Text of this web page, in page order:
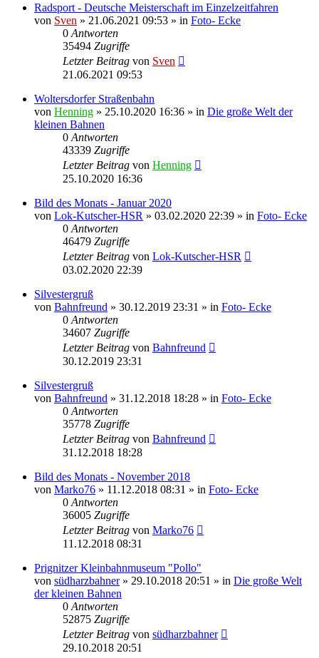
Radsport - Deutsche Meisterschaft im Einzelzeitfahren
von Sven » 21.06.2021 09:53 » in Foto- Ecke
0 Antworten
35494 Zugriffe
Letzter Beitrag von Sven
21.06.2021 09:53
Woltersdorfer Straßenbahn
von Henning » 25.10.2020 16:36 » in Die große Welt der
kleinen Bahnen
0 Antworten
43339 Zugriffe
Letzter Beitrag von Henning
25.10.2020 16:36
Bild des Monats - Januar 2020
von Lok-Kutscher-HSR » 03.02.2020 22:39 » in Foto- Ecke
0 Antworten
46479 Zugriffe
Letzter Beitrag von Lok-Kutscher-HSR
03.02.2020 22:39
Silvestergruß
von Bahnfreund » 30.12.2019 23:31 » in Foto- Ecke
0 Antworten
34607 Zugriffe
Letzter Beitrag von Bahnfreund
30.12.2019 23:31
Silvestergruß
von Bahnfreund » 31.12.2018 18:28 » in Foto- Ecke
0 Antworten
35778 Zugriffe
Letzter Beitrag von Bahnfreund
31.12.2018 18:28
Bild des Monats - November 2018
von Marko76 » 11.12.2018 08:31 » in Foto- Ecke
0 Antworten
36005 Zugriffe
Letzter Beitrag von Marko76
11.12.2018 08:31
Prignitzer Kleinbahnmuseum "Pollo"
von südharzbahner» 29.10.2018 20:51 » in Die große Welt
der kleinen Bahnen
0 Antworten
52875 Zugriffe
Letzter Beitrag von südharzbahner
29.10.2018 20:51